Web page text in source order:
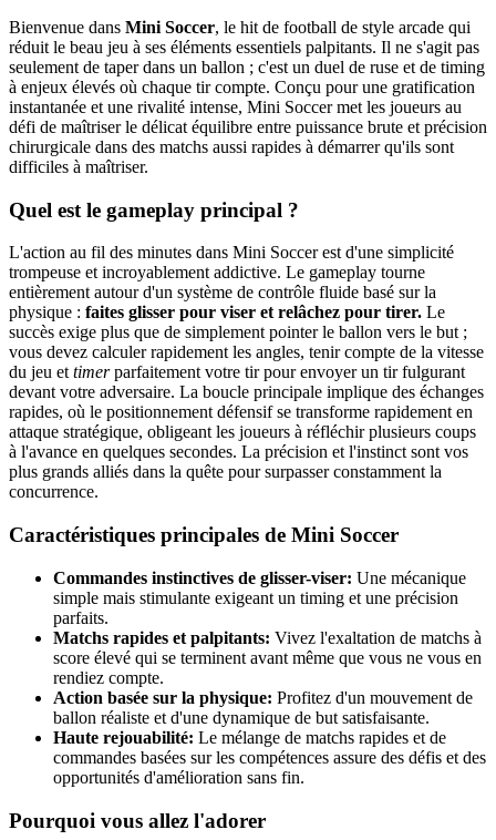
Bienvenue dans Mini Soccer, le hit de football de style arcade qui
réduit le beau jeu à ses éléments essentiels palpitants. Il ne s'agit pas
seulement de taper dans un ballon ; c'est un duel de ruse et de timing
à enjeux élevés où chaque tir compte. Conçu pour une gratification
instantanée et une rivalité intense, Mini Soccer met les joueurs au
défi de maîtriser le délicat équilibre entre puissance brute et précision
chirurgicale dans des matchs aussi rapides à démarrer qu'ils sont
difficiles à maîtriser.
Quel est le gameplay principal ?
L'action au fil des minutes dans Mini Soccer est d'une simplicité
trompeuse et incroyablement addictive. Le gameplay tourne
entièrement autour d'un système de contrôle fluide basé sur la
physique : faites glisser pour viser et relâchez pour tirer. Le
succès exige plus que de simplement pointer le ballon vers le but ;
vous devez calculer rapidement les angles, tenir compte de la vitesse
du jeu et timerparfaitement votre tir pour envoyer un tir fulgurant
devant votre adversaire. La boucle principale implique des échanges
rapides, où le positionnement défensif se transforme rapidement en
attaque stratégique, obligeant les joueurs à réfléchir plusieurs coups
à l'avance en quelques secondes. La précision et l'instinct sont vos
plus grands alliés dans la quête pour surpasser constamment la
concurrence.
Caractéristiques principales de Mini Soccer
Commandes instinctives de glisser-viser: Une mécanique
simple mais stimulante exigeant un timing et une précision
parfaits.
Matchs rapides et palpitants: Vivez l'exaltation de matchs à
score élevé qui se terminent avant même que vous ne vous en
rendiez compte.
Action basée sur la physique: Profitez d'un mouvement de
ballon réaliste et d'une dynamique de but satisfaisante.
Haute rejouabilité: Le mélange de matchs rapides et de
commandes basées sur les compétences assure des défis et des
opportunités d'amélioration sans fin.
Pourquoi vous allez l'adorer